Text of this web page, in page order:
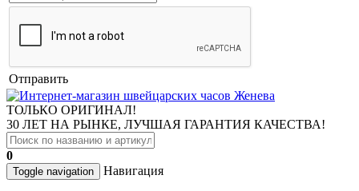
Отправить
ТОЛЬКО ОРИГИНАЛ!
30 ЛЕТ НА РЫНКЕ, ЛУЧШАЯ ГАРАНТИЯ КАЧЕСТВА!
0
Toggle navigation Навигация